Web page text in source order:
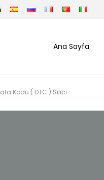
Ana Sayfa
Kodu ( DTC ) Silici